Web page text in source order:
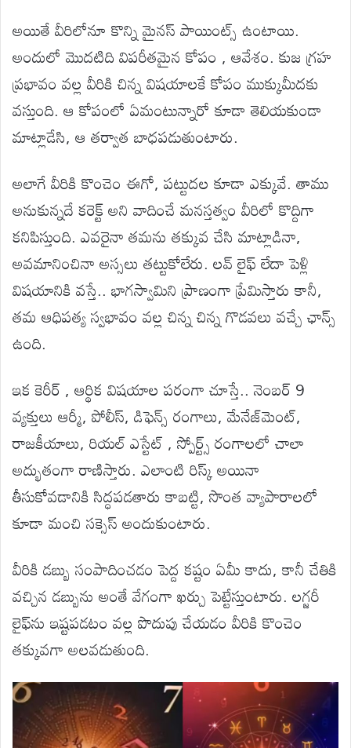
అయితే వీరిలోనూ కొన్ని మైనస్ పాయింట్స్ ఉంటాయి.
అందులో మొదటిది విపరీతమైన కోపం , ఆవేశం. కుజ గ్రహ
ప్రభావం వల్ల వీరికి చిన్న విషయాలకే కోపం ముక్కుమీదకు
వస్తుంది. ఆ కోపంలో ఏమంటున్నారో కూడా తెలియకుండా
మాట్లాడేసి, ఆ తర్వాత బాధపడుతుంటారు.
అలాగే వీరికి కొంచెం ఈగో, పట్టుదల కూడా ఎక్కువే. తాము
అనుకున్నదే కరెక్ట్ అని వాదించే మనస్తత్వం వీరిలో కొద్దిగా
కనిపిస్తుంది. ఎవరైనా తమను తక్కువ చేసి మాట్లాడినా,
అవమానించినా అస్సలు తట్టుకోలేరు. లవ్ లైఫ్ లేదా పెళ్లి
విషయానికి వస్తే.. భాగస్వామిని ప్రాణంగా ప్రేమిస్తారు కానీ,
తమ ఆధిపత్య స్వభావం వల్ల చిన్న చిన్న గొడవలు వచ్చే ఛాన్స్
ఉంది.
ఇక కెరీర్ , ఆర్థిక విషయాల పరంగా చూస్తే.. నెంబర్ 9
వ్యక్తులు ఆర్మీ, పోలీస్, డిఫెన్స్ రంగాలు, మేనేజ్‌మెంట్,
రాజకీయాలు, రియల్ ఎస్టేట్ , స్పోర్ట్స్ రంగాలలో చాలా
అద్భుతంగా రాణిస్తారు. ఎలాంటి రిస్క్ అయినా
తీసుకోవడానికి సిద్ధపడతారు కాబట్టి, సొంత వ్యాపారాలలో
కూడా మంచి సక్సెస్ అందుకుంటారు.
వీరికి డబ్బు సంపాదించడం పెద్ద కష్టం ఏమీ కాదు, కానీ చేతికి
వచ్చిన డబ్బును అంతే వేగంగా ఖర్చు పెట్టేస్తుంటారు. లగ్జరీ
లైఫ్‌ను ఇష్టపడటం వల్ల పొదుపు చేయడం వీరికి కొంచెం
తక్కువగా అలవడుతుంది.